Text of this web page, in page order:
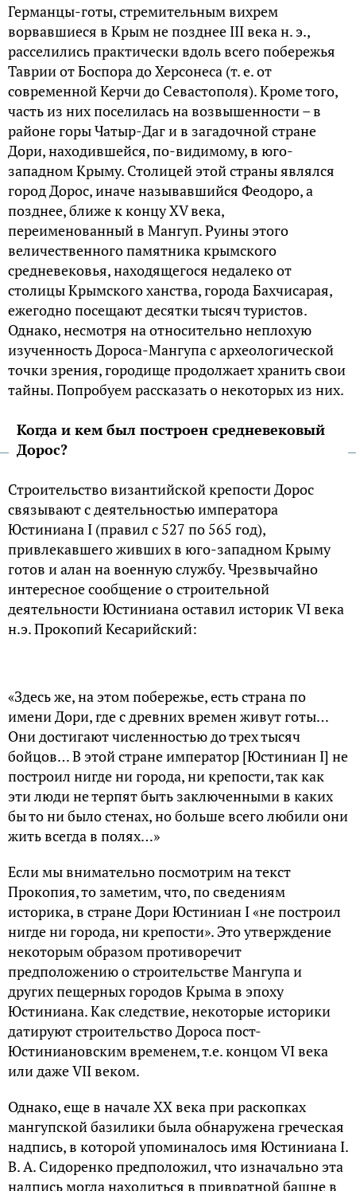
Германцы-готы, стремительным вихрем
ворвавшиеся в Крым не позднее III века н. э.,
расселились практически вдоль всего побережья
Таврии от Боспора до Херсонеса (т. е. от
современной Керчи до Севастополя). Кроме того,
часть из них поселилась на возвышенности – в
районе горы Чатыр-Даг и в загадочной стране
Дори, находившейся, по-видимому, в юго-
западном Крыму. Столицей этой страны являлся
город Дорос, иначе называвшийся Феодоро, а
позднее, ближе к концу XV века,
переименованный в Мангуп. Руины этого
величественного памятника крымского
средневековья, находящегося недалеко от
столицы Крымского ханства, города Бахчисарая,
ежегодно посещают десятки тысяч туристов.
Однако, несмотря на относительно неплохую
изученность Дороса-Мангупа с археологической
точки зрения, городище продолжает хранить свои
тайны. Попробуем рассказать о некоторых из них.
Когда и кем был построен средневековый
Дорос?
Строительство византийской крепости Дорос
связывают с деятельностью императора
Юстиниана I (правил с 527 по 565 год),
привлекавшего живших в юго-западном Крыму
готов и алан на военную службу. Чрезвычайно
интересное сообщение о строительной
деятельности Юстиниана оставил историк VI века
н.э. Прокопий Кесарийский:
«Здесь же, на этом побережье, есть страна по
имени Дори, где с древних времен живут готы…
Они достигают численностью до трех тысяч
бойцов… В этой стране император [Юстиниан I] не
построил нигде ни города, ни крепости, так как
эти люди не терпят быть заключенными в каких
бы то ни было стенах, но больше всего любили они
жить всегда в полях…»
Если мы внимательно посмотрим на текст
Прокопия, то заметим, что, по сведениям
историка, в стране Дори Юстиниан I «не построил
нигде ни города, ни крепости». Это утверждение
некоторым образом противоречит
предположению о строительстве Мангупа и
других пещерных городов Крыма в эпоху
Юстиниана. Как следствие, некоторые историки
датируют строительство Дороса пост-
Юстиниановским временем, т.е. концом VI века
или даже VII веком.
Однако, еще в начале ХХ века при раскопках
мангупской базилики была обнаружена греческая
надпись, в которой упоминалось имя Юстиниана I.
В. А. Сидоренко предположил, что изначально эта
надпись могла находиться в привратной башне в